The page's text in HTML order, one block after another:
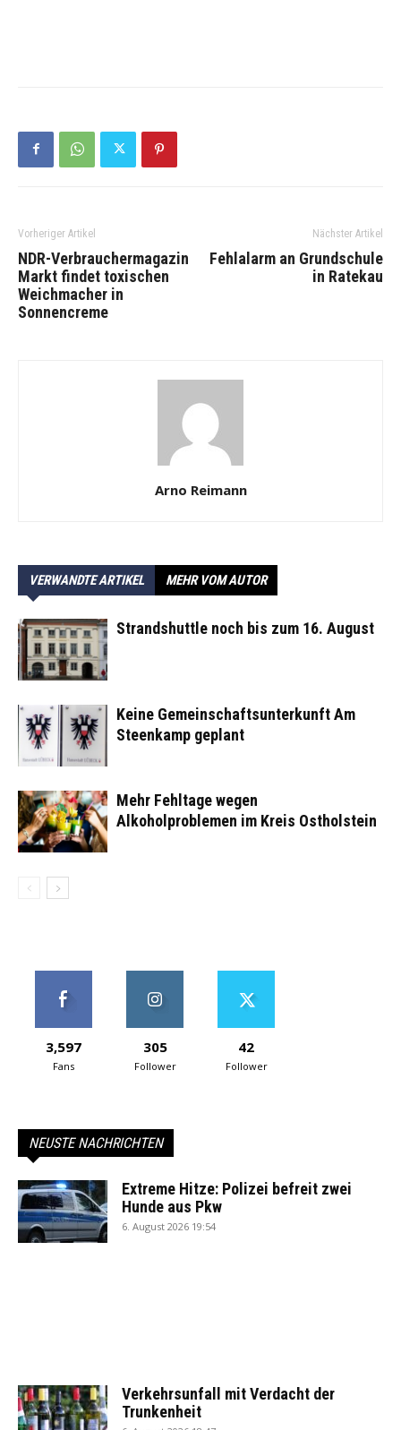
Vorheriger Artikel
NDR-Verbrauchermagazin
Markt findet toxischen
Weichmacher in
Sonnencreme
Nächster Artikel
Fehlalarm an Grundschule
in Ratekau
Arno Reimann
VERWANDTE ARTIKEL MEHR VOM AUTOR
Strandshuttle noch bis zum 16. August
Keine Gemeinschaftsunterkunft Am
Steenkamp geplant
Mehr Fehltage wegen
Alkoholproblemen im Kreis Ostholstein
3,597
Fans
305
Follower
42
Follower
NEUSTE NACHRICHTEN
Extreme Hitze: Polizei befreit zwei
Hunde aus Pkw
6. August 2026 19:54
Verkehrsunfall mit Verdacht der
Trunkenheit